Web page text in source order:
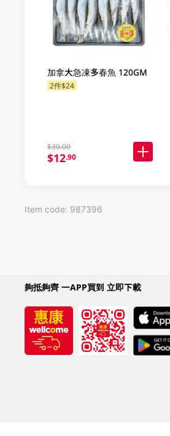
加拿大急凍多春魚 120GM
2件$24
$30.00
$12.90
Item code: 987396
夠抵夠齊 一APP買到 立即下載